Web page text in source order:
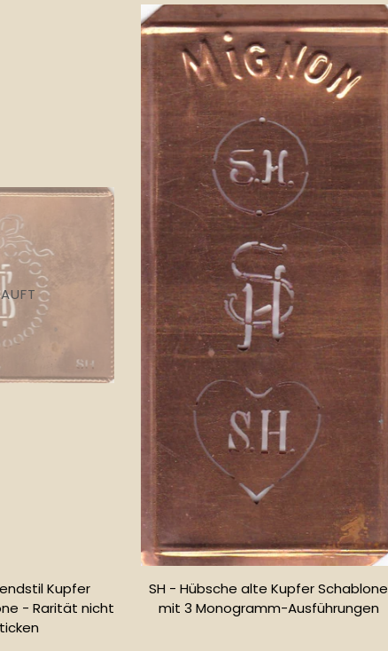
Kupfer
- Rarität nicht
SH - Hübsche alte Kupfer Schablone
mit 3 Monogramm-Ausführungen